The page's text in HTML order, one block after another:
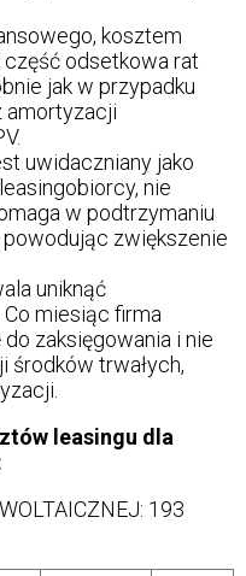
kosztem
odsetkowa rat
jak w przypadku
amortyzacji
uwidaczniany jako
nie
w podtrzymaniu
zwiększenie
uniknąć
miesiąc firma
zaksięgowania i nie
środków trwałych,
leasingu dla
193